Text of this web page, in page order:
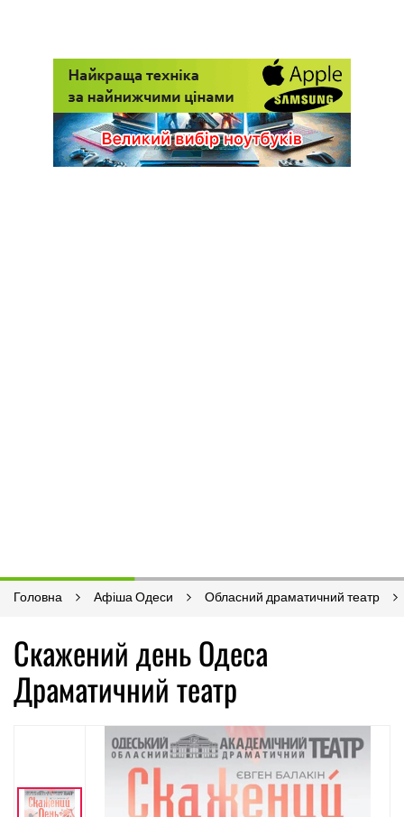
Головна Афіша Одеси Обласний драматичний театр
Скажений день Одеса
Драматичний театр